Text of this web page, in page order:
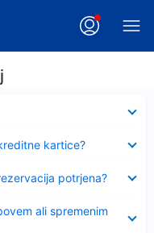
kartice?
potrjena?
ali spremenim